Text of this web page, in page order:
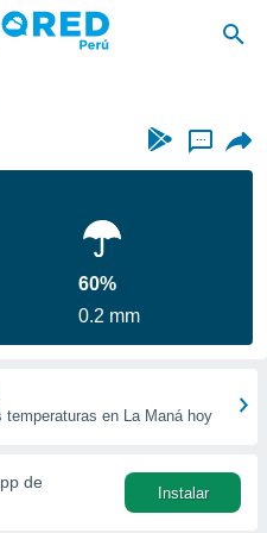
...
60%
0.2 mm
temperaturas en La Maná hoy
de
Instalar